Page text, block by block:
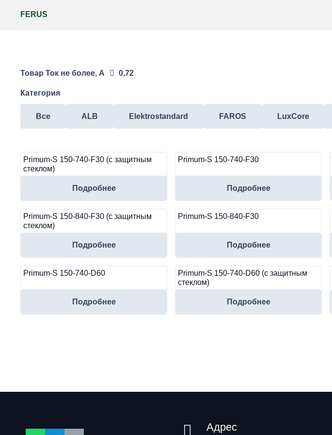
FERUS
Товар Ток не более, А 0,72
Категория
Все ALB Elektrostandard FAROS LuxCore
Primum-S 150-740-F30 (с защитным
стеклом)
Подробнее
Primum-S 150-740-F30
Подробнее
Primum-S 150-840-F30 (с защитным
стеклом)
Подробнее
Primum-S 150-840-F30
Подробнее
Primum-S 150-740-D60
Подробнее
Primum-S 150-740-D60 (с защитным
стеклом)
Подробнее
Адрес